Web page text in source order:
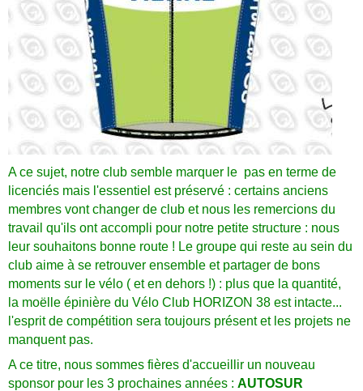
A ce sujet, notre club semble marquer le pas en terme de
licenciés mais l'essentiel est préservé : certains anciens
membres vont changer de club et nous les remercions du
travail qu'ils ont accompli pour notre petite structure : nous
leur souhaitons bonne route ! Le groupe qui reste au sein du
club aime à se retrouver ensemble et partager de bons
moments sur le vélo ( et en dehors !) : plus que la quantité,
la moëlle épinière du Vélo Club HORIZON 38 est intacte...
l'esprit de compétition sera toujours présent et les projets ne
manquent pas.
A ce titre, nous sommes fières d'accueillir un nouveau
sponsor pour les 3 prochaines années :AUTOSUR